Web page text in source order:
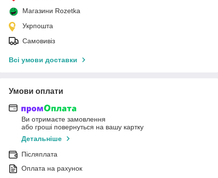
Магазини Rozetka
Укрпошта
Самовивіз
Всі умови доставки
Умови оплати
Ви отримаєте замовлення
або гроші повернуться на вашу картку
Детальніше
Післяплата
Оплата на рахунок